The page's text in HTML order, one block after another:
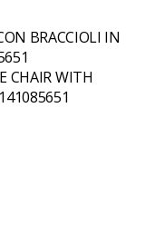
BRACCIOLI IN
CHAIR WITH